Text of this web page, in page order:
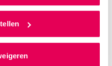
dan geef je ons
social media en
te plaatsen. Lees
instellen’ kun je ook zelf